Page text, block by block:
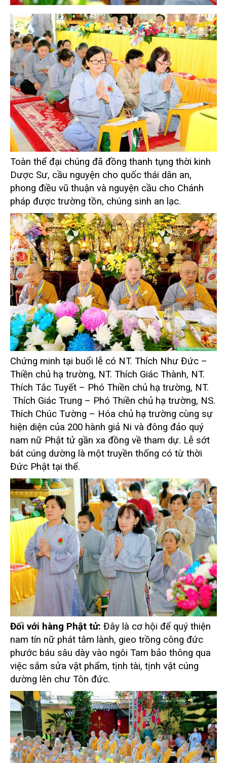
Toàn thể đại chúng đã đồng thanh tụng thời kinh
Dược Sư, cầu nguyện cho quốc thái dân an,
phong điều vũ thuận và nguyện cầu cho Chánh
pháp được trường tồn, chúng sinh an lạc.
Chứng minh tại buổi lễ có NT. Thích Như Đức –
Thiền chủ hạ trường, NT. Thích Giác Thành, NT.
Thích Tắc Tuyết – Phó Thiền chủ hạ trường, NT.
Thích Giác Trung – Phó Thiền chủ hạ trường, NS.
Thích Chúc Tường – Hóa chủ hạ trường cùng sự
hiện diện của 200 hành giả Ni và đông đảo quý
nam nữ Phật tử gần xa đồng về tham dự. Lễ sớt
bát cúng dường là một truyền thống có từ thời
Đức Phật tại thế.
Đối với hàng Phật tử: Đây là cơ hội để quý thiện
nam tín nữ phát tâm lành, gieo trồng công đức
phước báu sâu dày vào ngôi Tam bảo thông qua
việc sắm sửa vật phẩm, tịnh tài, tịnh vật cúng
dường lên chư Tôn đức.